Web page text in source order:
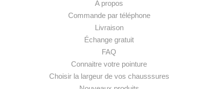
A propos
Commande par téléphone
Livraison
Échange gratuit
FAQ
Connaitre votre pointure
Choisir la largeur de vos chausssures